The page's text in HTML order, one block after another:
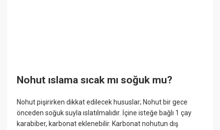
Nohut ıslama sıcak mı soğuk mu?
Nohut pişirirken dikkat edilecek hususlar; Nohut bir gece
önceden soğuk suyla ıslatılmalıdır. İçine isteğe bağlı 1 çay
karabiber, karbonat eklenebilir. Karbonat nohutun dış